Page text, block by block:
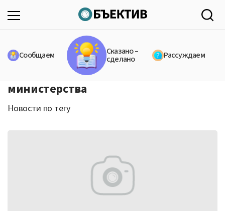
Сообщаем Сказано –
сделано Рассуждаем
министерства
Новости по тегу